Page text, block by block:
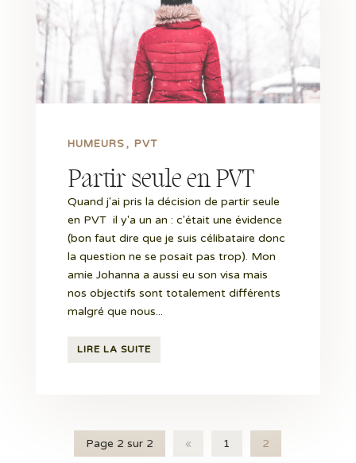
Partir seule en PVT
HUMEURS PVT
Quand j'ai pris la décision de partir seule
en PVT il y'a un an : c'était une évidence
(bon faut dire que je suis célibataire donc
la question ne se posait pas trop). Mon
amie Johanna a aussi eu son visa mais
nos objectifs sont totalement différents
malgré que nous...
LIRE LA SUITE
Page 2 sur 2 « 1 2